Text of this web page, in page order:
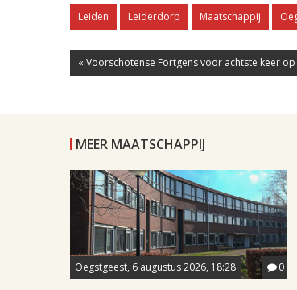
Leiden Leiderdorp Maatschappij
« Voorschotense Fortgens voor achtste keer
MEER MAATSCHAPPIJ
Oegstgeest, 6 augustus 2026, 18:28 0